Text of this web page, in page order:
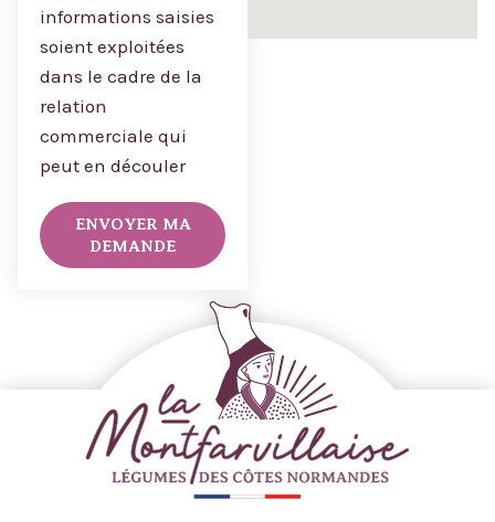
informations saisies
soient exploitées
dans le cadre de la
relation
commerciale qui
peut en découler
ENVOYER MA
DEMANDE